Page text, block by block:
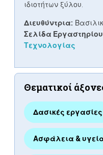
ιδιοτήτων ξύλου.
Διευθύντρια:
Σελίδα Εργαστηρίου
Τεχνολογίας
Θεματικοί
Δασικές εργασίες
Ασφάλεια &